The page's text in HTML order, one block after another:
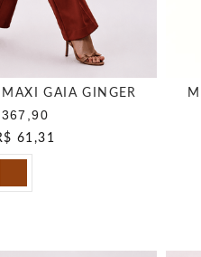
GAIA GINGER
61,31